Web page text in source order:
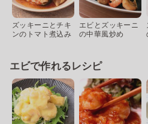
ズッキーニとチキ
ンのトマト煮込み
エビとズッキーニ
の中華風炒め
エビで作れるレシピ